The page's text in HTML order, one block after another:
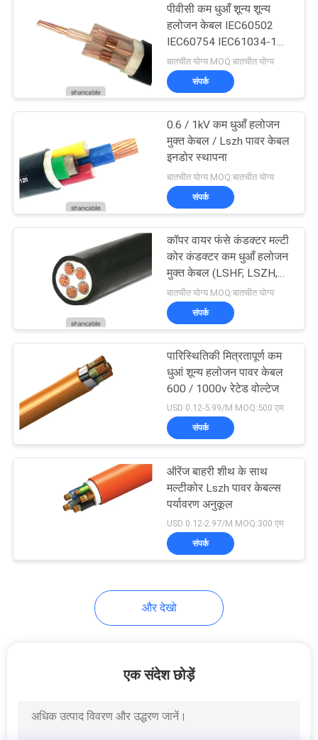
एरियल बंडल केबल
रबड़ शीटहेड केबल
95
नियंत्रण केबल्स
76
शील्ड इंस्ट्रूमेंट केबल
उच्च तापमान केबल
पीवीसी कम धुआँ शून्य शून्य
हलोजन केबल IEC60502
IEC60754 IEC61034-1
60331 लिपटा
बातचीत योग्य MOQ:बातचीत योग्य
संपर्क
0.6 / 1kV कम धुआँ हलोजन
मुक्त केबल / Lszh पावर केबल
इनडोर स्थापना
बातचीत योग्य MOQ:बातचीत योग्य
संपर्क
कॉपर वायर फंसे कंडक्टर मल्टी
कोर कंडक्टर कम धुआँ हलोजन
मुक्त केबल (LSHF, LSZH,
LSOH)
बातचीत योग्य MOQ:बातचीत योग्य
संपर्क
पारिस्थितिकी मित्रतापूर्ण कम
धुआं शून्य हलोजन पावर केबल
600 / 1000v रेटेड वोल्टेज
USD 0.12-5.99/M MOQ:500 एम
संपर्क
ऑरेंज बाहरी शीथ के साथ
मल्टीकोर Lszh पावर केबल्स
पर्यावरण अनुकूल
USD 0.12-2.97/M MOQ:300 एम
संपर्क
और देखो
एक संदेश छोड़ें